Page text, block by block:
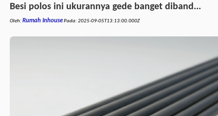
Besi polos ini ukurannya gede banget diband...
Oleh:Rumah InhousePada:2025-09-05T13:13:00.000Z